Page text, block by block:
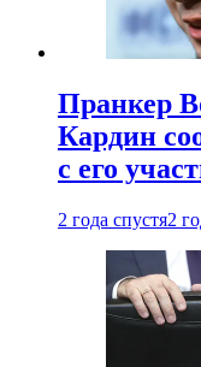
Пранкер
Кардин
с его
2 года спустя2